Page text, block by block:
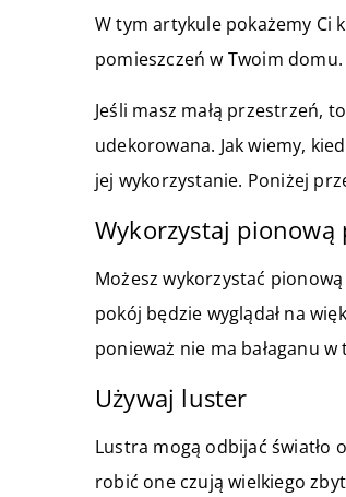
W tym artykule pokażemy Ci
pomieszczeń w Twoim
Jeśli masz małą przestrzeń,
udekorowana. Jak wiemy,
jej wykorzystanie. Poniżej
Wykorzystaj pionową
Możesz wykorzystać
pokój będzie wyglądał na
ponieważ nie ma bałaganu
Używaj luster
Lustra mogą odbijać światło
robić one czują wielkiego